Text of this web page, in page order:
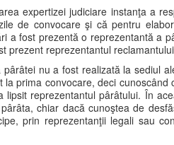
expertizei judiciare instanţa a
de convocare şi că pentru
a fost prezentă o reprezentantă a
prezent reprezentantul
nu a fost realizată la sediul
prima convocare, deci cunoscând
reprezentantul pârâtului. În
chiar dacă cunoştea de
prin reprezentanţii legali sau